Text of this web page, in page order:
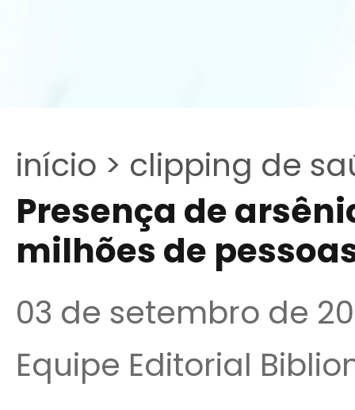
início > clipping de
Presença de
milhões de
03 de setembro de
Equipe Editorial